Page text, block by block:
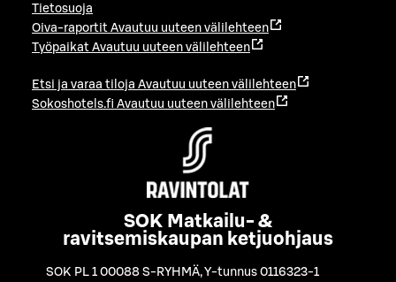
Tietosuoja
Oiva-raportit Avautuu uuteen välilehteen
Työpaikat Avautuu uuteen välilehteen
Etsi ja varaa tiloja Avautuu uuteen välilehteen
Sokoshotels.fi Avautuu uuteen välilehteen
SOK Matkailu- &
ravitsemiskaupan ketjuohjaus
SOK PL 1 00088 S-RYHMÄ,Y-tunnus 0116323-1